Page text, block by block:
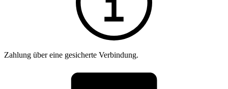
Zahlung über eine gesicherte Verbindung.